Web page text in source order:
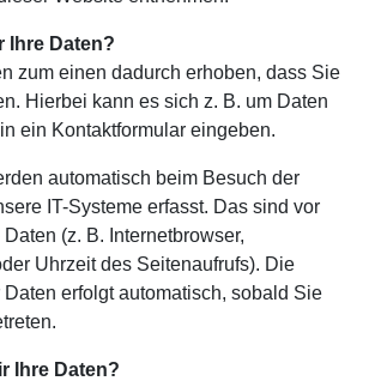
Ihre Daten?
zum einen dadurch erhoben, dass Sie
Hierbei kann es sich z. B. um Daten
ein Kontaktformular eingeben.
automatisch beim Besuch der
IT-Systeme erfasst. Das sind vor
(z. B. Internetbrowser,
Uhrzeit des Seitenaufrufs). Die
erfolgt automatisch, sobald Sie
Ihre Daten?